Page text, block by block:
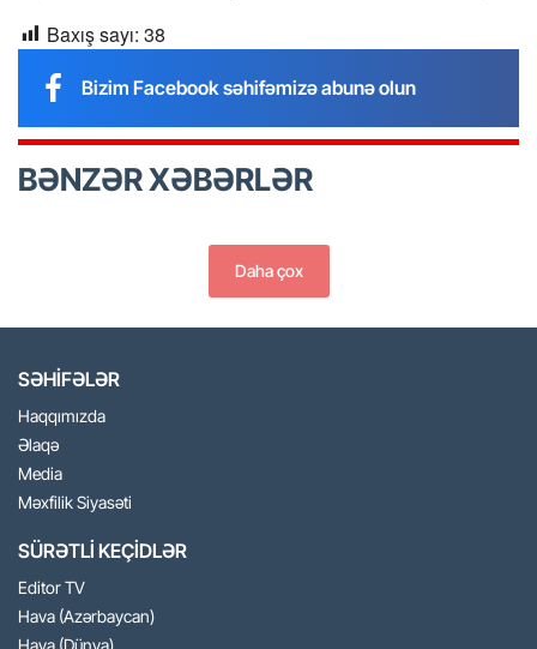
Baxış sayı: 38
Bizim Facebook səhifəmizə abunə olun
BƏNZƏR XƏBƏRLƏR
Daha çox
SƏHİFƏLƏR
Haqqımızda
Əlaqə
Media
Məxfilik Siyasəti
SÜRƏTLİ KEÇİDLƏR
Editor TV
Hava (Azərbaycan)
Hava (Dünya)